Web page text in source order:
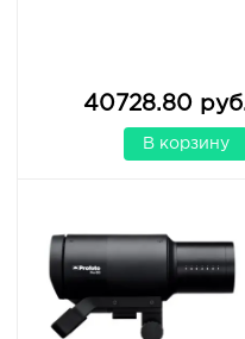
40728.80
В корзину